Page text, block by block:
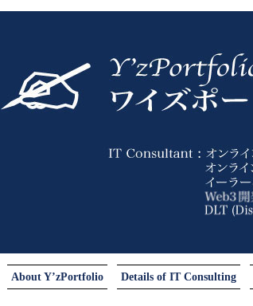
About Y’zPortfolio Details of IT Consulting